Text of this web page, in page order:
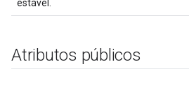
estável.
Atributos públicos